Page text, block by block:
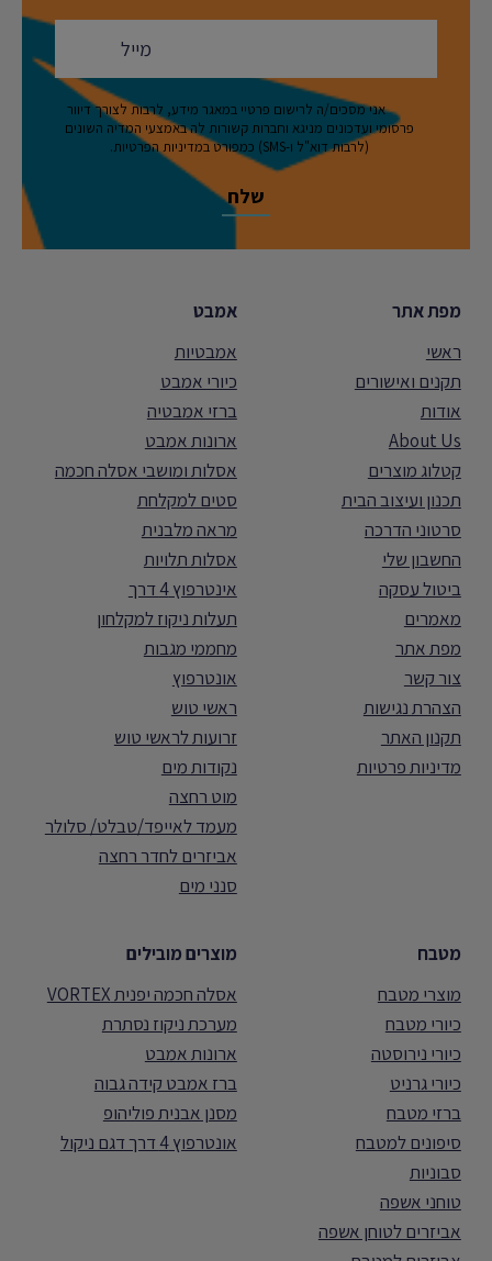
אני מסכים/ה לרישום פרטיי במאגר מידע, לרבות לצורך דיוור
פרסומי ועדכונים מניגא וחברות קשורות לה באמצעי המדיה השונים
(לרבות דוא"ל ו-SMS) כמפורט במדיניות הפרטיות.
מפת אתר
ראשי
תקנים ואישורים
אודות
About Us
קטלוג מוצרים
תכנון ועיצוב הבית
סרטוני הדרכה
החשבון שלי
ביטול עסקה
מאמרים
מפת אתר
צור קשר
הצהרת נגישות
תקנון האתר
מדיניות פרטיות
אמבט
אמבטיות
כיורי אמבט
ברזי אמבטיה
ארונות אמבט
אסלות ומושבי אסלה חכמה
סטים למקלחת
מראה מלבנית
אסלות תלויות
אינטרפוץ 4 דרך
תעלות ניקוז למקלחון
מחממי מגבות
אונטרפוץ
ראשי טוש
זרועות לראשי טוש
נקודות מים
מוט רחצה
מעמד לאייפד/טבלט/ סלולר
אביזרים לחדר רחצה
סנני מים
מטבח
מוצרי מטבח
כיורי מטבח
כיורי נירוסטה
כיורי גרניט
ברזי מטבח
סיפונים למטבח
סבוניות
טוחני אשפה
אביזרים לטוחן אשפה
מוצרים מובילים
אסלה חכמה יפנית VORTEX
מערכת ניקוז נסתרת
ארונות אמבט
ברז אמבט קידה גבוה
מסנן אבנית פוליהופ
אונטרפוץ 4 דרך דגם ניקול